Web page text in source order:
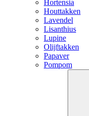
Hortensia
Houttakken
Lavendel
Lisanthius
Lupine
Olijftakken
Papaver
Pompom